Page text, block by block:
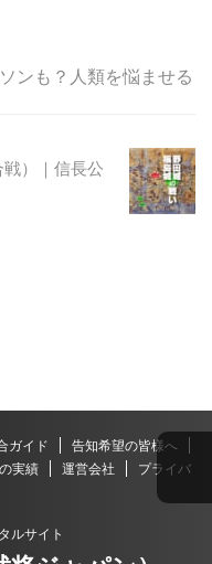
ンも？人類を悩ませる
）｜信長公
ガイド
告知希望の皆様へ
実績 運営会社
プライバ
ルサイト